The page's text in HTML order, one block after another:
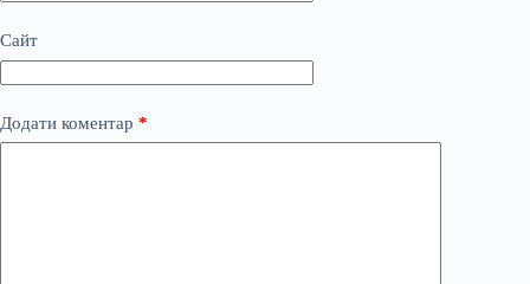
Сайт
Додати коментар *